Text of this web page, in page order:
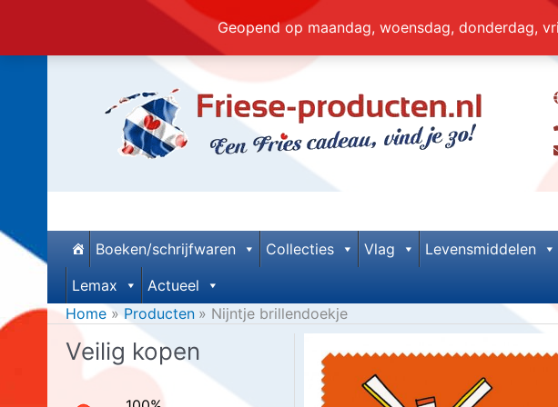
Geopend op maandag, woensdag, donderdag,
Boeken/schrijfwaren Collecties Vlag Levensmiddelen
Lemax
Actueel
Home
Producten Nijntje brillendoekje
Veilig kopen